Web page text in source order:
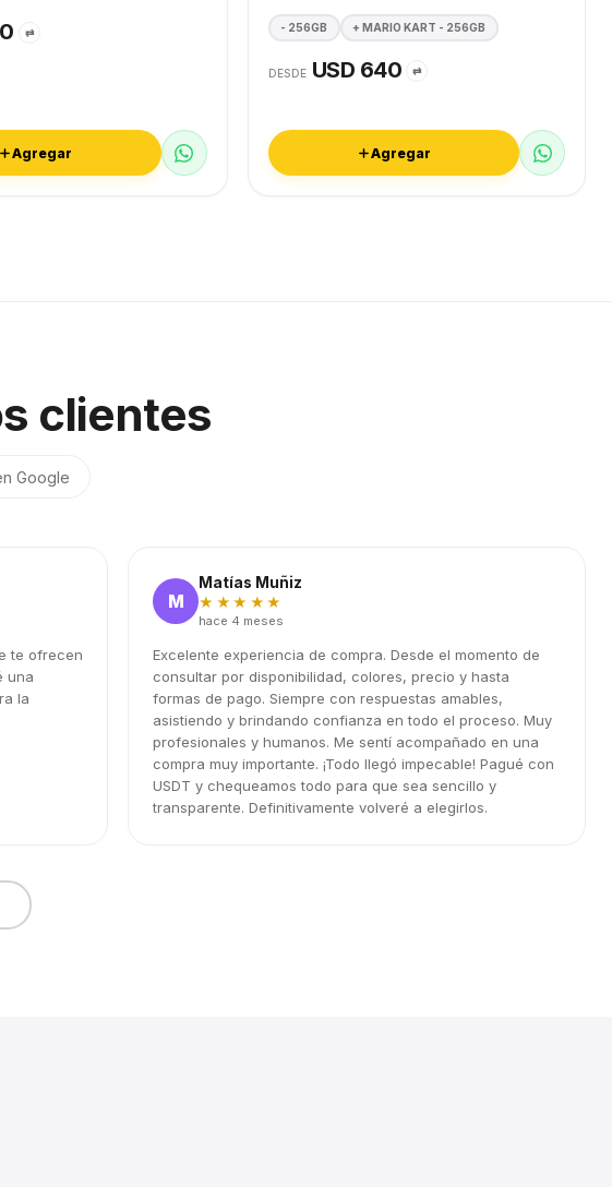
⇄
Agregar
- 256GB + MARIO KART - 256GB
DESDE USD 640 ⇄
Agregar
clientes
Google
te ofrecen
una
la
M
Matías Muñiz
★★★★★
hace 4 meses
Excelente experiencia de compra. Desde el momento de
consultar por disponibilidad, colores, precio y hasta
formas de pago. Siempre con respuestas amables,
asistiendo y brindando confianza en todo el proceso. Muy
profesionales y humanos. Me sentí acompañado en una
compra muy importante. ¡Todo llegó impecable! Pagué con
USDT y chequeamos todo para que sea sencillo y
transparente. Definitivamente volveré a elegirlos.